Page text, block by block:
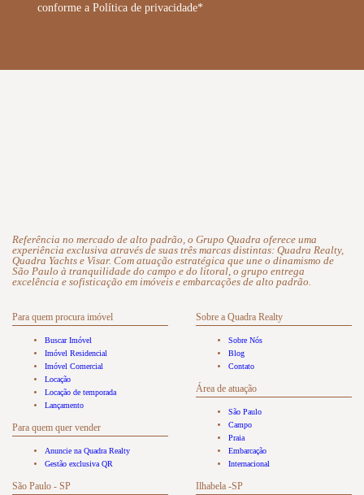
conforme a Política de privacidade*
Referência no mercado de alto padrão, o Grupo Quadra oferece uma
experiência exclusiva através de suas três marcas distintas: Quadra Realty,
Quadra Yachts e Visar. Com atuação estratégica que une o dinamismo de
São Paulo à tranquilidade do campo e do litoral, o grupo entrega
excelência e sofisticação em imóveis e embarcações de alto padrão.
Para quem procura imóvel
Buscar Imóvel
Imóvel Residencial
Imóvel Comercial
Locação
Locação de temporada
Lançamento
Para quem quer vender
Anuncie na Quadra Realty
Gestão exclusiva QR
Sobre a Quadra Realty
Sobre Nós
Blog
Contato
Área de atuação
São Paulo
Campo
Praia
Embarcação
Internacional
São Paulo - SP Ilhabela -SP